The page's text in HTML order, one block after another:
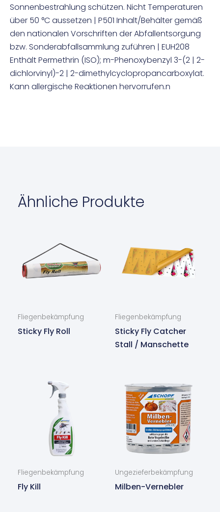
Sonnenbestrahlung schützen. Nicht Temperaturen
über 50 °C aussetzen | P501 Inhalt/Behälter gemäß
den nationalen Vorschriften der Abfallentsorgung
bzw. Sonderabfallsammlung zuführen | EUH208
Enthält Permethrin (ISO); m-Phenoxybenzyl 3-(2 | 2-
dichlorvinyl)-2 | 2-dimethylcyclopropancarboxylat.
Kann allergische Reaktionen hervorrufen.n
Ähnliche Produkte
Fliegenbekämpfung
Sticky Fly Roll
Fliegenbekämpfung
Sticky Fly Catcher
Stall / Manschette
Fliegenbekämpfung
Fly Kill
Ungezieferbekämpfung
Milben-Vernebler